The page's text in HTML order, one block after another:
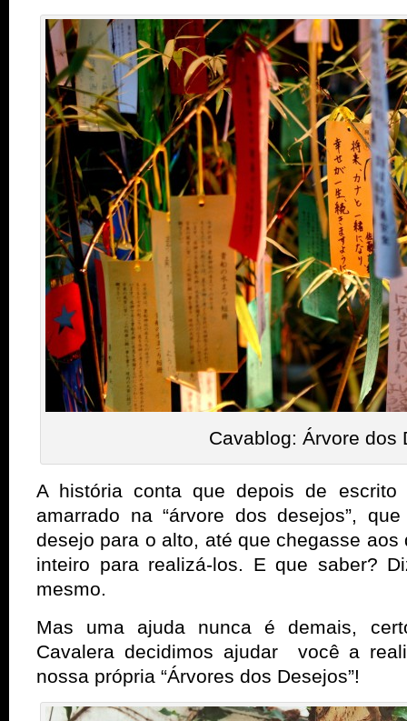
Cavablog: Árvore dos
A história conta que depois de
amarrado na “árvore dos desejos”,
desejo para o alto, até que chegasse
inteiro para realizá-los. E que saber?
mesmo.
Mas uma ajuda nunca é demais,
Cavalera decidimos ajudar você a
nossa própria “Árvores dos Desejos”!